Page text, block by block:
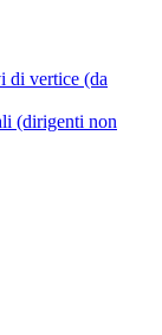
di vertice (da
(dirigenti non